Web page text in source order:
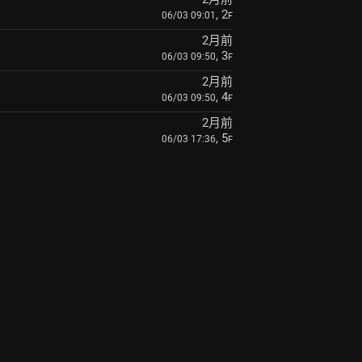
06/03 09:01 , 2F
2月前
06/03 09:50, 3F
2月前
06/03 09:50, 4F
2月前
06/03 17:36, 5F